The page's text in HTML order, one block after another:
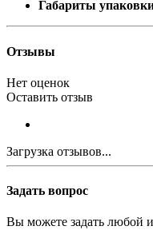
Габариты
Отзывы
Нет оценок
Оставить отзыв
Загрузка отзывов...
Задать вопрос
Вы можете задать любой